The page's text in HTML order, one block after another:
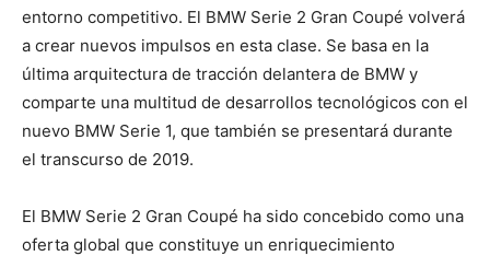
entorno competitivo. El BMW Serie 2 Gran Coupé volverá
a crear nuevos impulsos en esta clase. Se basa en la
última arquitectura de tracción delantera de BMW y
comparte una multitud de desarrollos tecnológicos con el
nuevo BMW Serie 1, que también se presentará durante
el transcurso de 2019.
El BMW Serie 2 Gran Coupé ha sido concebido como una
oferta global que constituye un enriquecimiento